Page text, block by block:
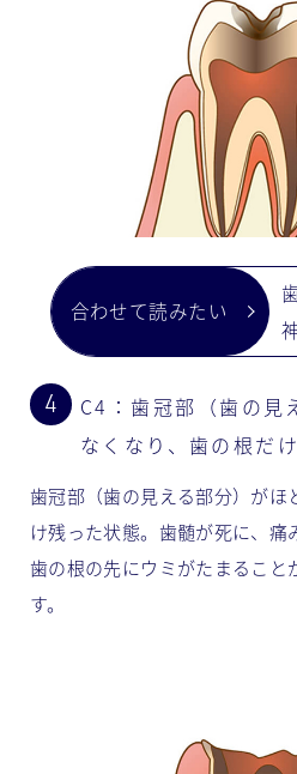
C4：歯冠部（歯の見
なくなり、歯の根だ
歯冠部（歯の見える部分）がほ
け残った状態。歯髄が死に、痛
歯の根の先にウミがたまること
す。